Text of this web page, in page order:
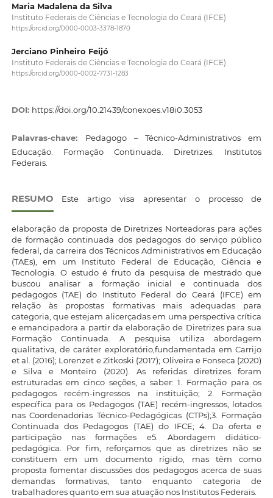
Maria Madalena da Silva
Instituto Federais de Ciências e Tecnologia do Ceará (IFCE)
https://orcid.org/0000-0003-3378-1870
Jerciano Pinheiro Feijó
Instituto Federais de Ciências e Tecnologia do Ceará (IFCE)
https://orcid.org/0000-0002-7731-1283
DOI: https://doi.org/10.21439/conexoes.v18i0.3053
Palavras-chave: Pedagogo – Técnico-Administrativos em
Educação. Formação Continuada. Diretrizes. Institutos
Federais.
RESUMO Este artigo visa apresentar o processo de
elaboração da proposta de Diretrizes Norteadoras para ações
de formação continuada dos pedagogos do serviço público
federal, da carreira dos Técnicos Administrativos em Educação
(TAEs), em um Instituto Federal de Educação, Ciência e
Tecnologia. O estudo é fruto da pesquisa de mestrado que
buscou analisar a formação inicial e continuada dos
pedagogos (TAE) do Instituto Federal do Ceará (IFCE) em
relação às propostas formativas mais adequadas para
categoria, que estejam alicerçadas em uma perspectiva crítica
e emancipadora a partir da elaboração de Diretrizes para sua
Formação Continuada. A pesquisa utiliza abordagem
qualitativa, de caráter exploratório,fundamentada em Carrijo
et al. (2016); Lorenzet e Zitkoski (2017); Oliveira e Fonseca (2020)
e Silva e Monteiro (2020). As referidas diretrizes foram
estruturadas em cinco seções, a saber: 1. Formação para os
pedagogos recém-ingressos na instituição; 2. Formação
específica para os Pedagogos (TAE) recém-ingressos, lotados
nas Coordenadorias Técnico-Pedagógicas (CTPs);3. Formação
Continuada dos Pedagogos (TAE) do IFCE; 4. Da oferta e
participação nas formações e5. Abordagem didático-
pedagógica. Por fim, reforçamos que as diretrizes não se
constituem em um documento rígido, mas têm como
proposta fomentar discussões dos pedagogos acerca de suas
demandas formativas, tanto enquanto categoria de
trabalhadores quanto em sua atuação nos Institutos Federais.